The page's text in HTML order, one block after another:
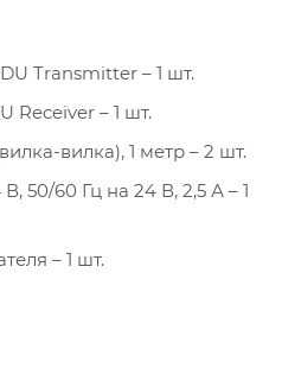
Transmitter – 1 шт.
Receiver – 1 шт.
вилка), 1 метр – 2 шт.
50/60 Гц на 24 В, 2,5 А – 1
– 1 шт.